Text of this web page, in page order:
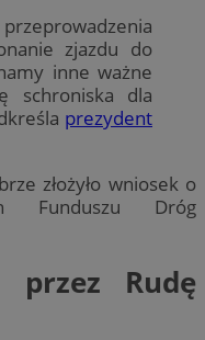
zjazdu do
inne ważne
schroniska dla
prezydent
złożyło wniosek o
Funduszu Dróg
przez Rudę